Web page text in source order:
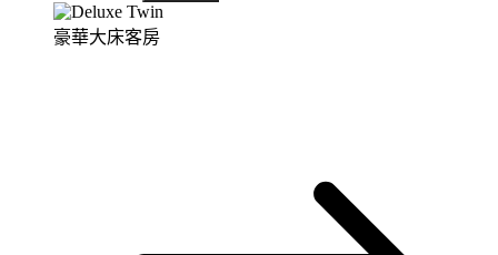
豪華大床客房